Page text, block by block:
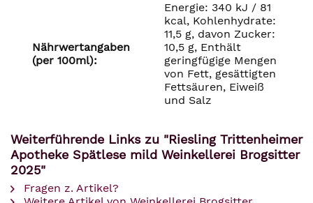
Nährwertangaben
(per 100ml):
Energie: 340 kJ / 81
kcal, Kohlenhydrate:
11,5 g, davon Zucker:
10,5 g, Enthält
geringfügige Mengen
von Fett, gesättigten
Fettsäuren, Eiweiß
und Salz
Weiterführende Links zu "Riesling Trittenheimer
Apotheke Spätlese mild Weinkellerei Brogsitter
2025"
Fragen z. Artikel?